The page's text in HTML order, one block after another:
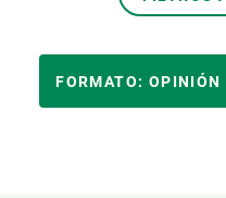
FORMATO: OPINIÓN